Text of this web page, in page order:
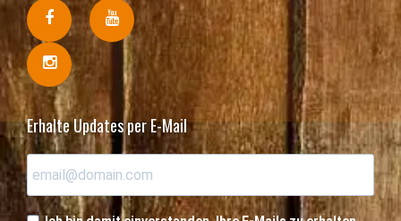
Erhalte Updates per E-Mail